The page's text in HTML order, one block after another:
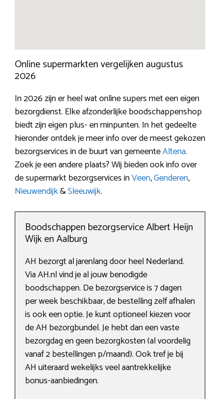
Online supermarkten vergelijken augustus
2026
In 2026 zijn er heel wat online supers met een eigen
bezorgdienst. Elke afzonderlijke boodschappenshop
biedt zijn eigen plus- en minpunten. In het gedeelte
hieronder ontdek je meer info over de meest gekozen
bezorgservices in de buurt van gemeenteAltena.
Zoek je een andere plaats? Wij bieden ook info over
de supermarkt bezorgservices inVeen,Genderen,
Nieuwendijk&Sleeuwijk.
Boodschappen bezorgservice Albert Heijn
Wijk en Aalburg
AH bezorgt al jarenlang door heel Nederland.
Via AH.nl vind je al jouw benodigde
boodschappen. De bezorgservice is 7 dagen
per week beschikbaar, de bestelling zelf afhalen
is ook een optie. Je kunt optioneel kiezen voor
de AH bezorgbundel. Je hebt dan een vaste
bezorgdag en geen bezorgkosten (al voordelig
vanaf 2 bestellingen p/maand). Ook tref je bij
AH uiteraard wekelijks veel aantrekkelijke
bonus-aanbiedingen.